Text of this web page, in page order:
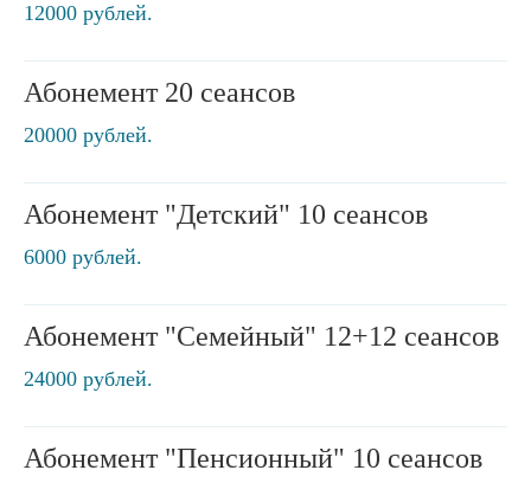
12000 рублей.
Абонемент 20 сеансов
20000 рублей.
Абонемент "Детский" 10 сеансов
6000 рублей.
Абонемент "Семейный" 12+12 сеансов
24000 рублей.
Абонемент "Пенсионный" 10 сеансов